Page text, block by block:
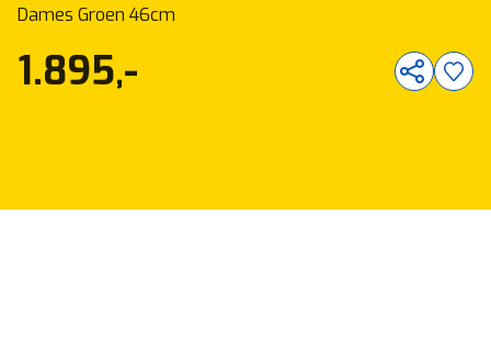
Dames Groen 46cm
1.895,-